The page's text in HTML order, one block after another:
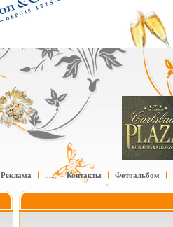
Реклама .... Контакты Фотоальбом